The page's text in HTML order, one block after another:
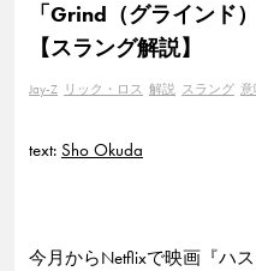
「Grind（グラインド
【スラング解説】
Jay-Z リック・ロス 解説 スラング 意
text: Sho Okuda
今月からNetflixで映画『ハス